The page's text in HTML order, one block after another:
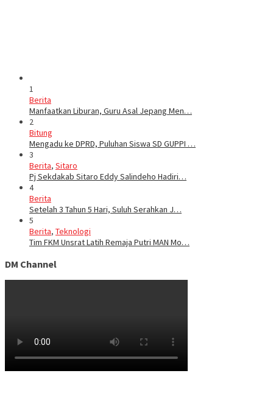
1
Berita
Manfaatkan Liburan, Guru Asal Jepang Men…
2
Bitung
Mengadu ke DPRD, Puluhan Siswa SD GUPPI …
3
Berita, Sitaro
Pj Sekdakab Sitaro Eddy Salindeho Hadiri…
4
Berita
Setelah 3 Tahun 5 Hari, Suluh Serahkan J…
5
Berita, Teknologi
Tim FKM Unsrat Latih Remaja Putri MAN Mo…
DM Channel